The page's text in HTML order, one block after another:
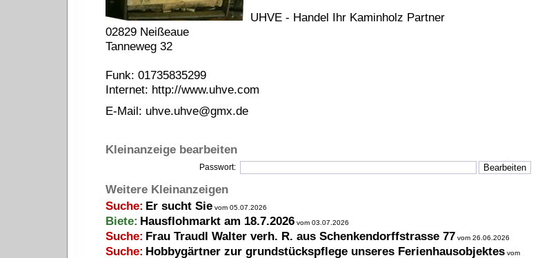
UHVE - Handel Ihr Kaminholz Partner
02829 Neißeaue
Tanneweg 32
Funk: 01735835299
Internet: http://www.uhve.com
E-Mail: uhve.uhve@gmx.de
Kleinanzeige bearbeiten
Passwort:
Weitere Kleinanzeigen
Suche: Er sucht Sie vom 05.07.2026
Biete: Hausflohmarkt am 18.7.2026 vom 03.07.2026
Suche: Frau Traudl Walter verh. R. aus Schenkendorffstrasse 77 vom 26.06.2026
Suche: Hobbygärtner zur grundstückspflege unseres Ferienhausobjektes vom